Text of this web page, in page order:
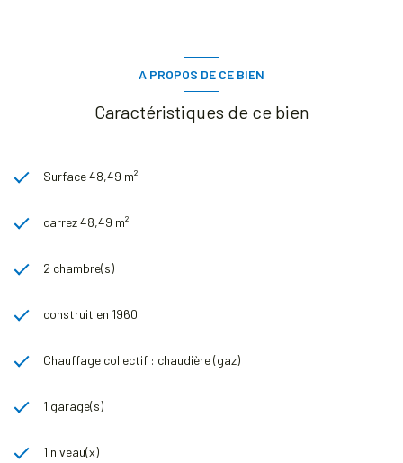
A PROPOS DE CE BIEN
Caractéristiques de ce bien
Surface 48,49 m²
carrez 48,49 m²
2 chambre(s)
construit en 1960
Chauffage collectif : chaudière (gaz)
1 garage(s)
1 niveau(x)